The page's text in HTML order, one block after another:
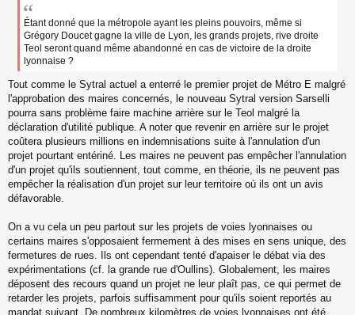
n
o
l
u
Étant donné que la métropole ayant les pleins pouvoirs, même si
Grégory Doucet gagne la ville de Lyon, les grands projets, rive droite
Teol seront quand même abandonné en cas de victoire de la droite
lyonnaise ?
Tout comme le Sytral actuel a enterré le premier projet de Métro E malgré
l'approbation des maires concernés, le nouveau Sytral version Sarselli
pourra sans problème faire machine arrière sur le Teol malgré la
déclaration d'utilité publique. A noter que revenir en arrière sur le projet
coûtera plusieurs millions en indemnisations suite à l'annulation d'un
projet pourtant entériné. Les maires ne peuvent pas empêcher l'annulation
d'un projet qu'ils soutiennent, tout comme, en théorie, ils ne peuvent pas
empêcher la réalisation d'un projet sur leur territoire où ils ont un avis
défavorable.
On a vu cela un peu partout sur les projets de voies lyonnaises ou
certains maires s'opposaient fermement à des mises en sens unique, des
fermetures de rues. Ils ont cependant tenté d'apaiser le débat via des
expérimentations (cf. la grande rue d'Oullins). Globalement, les maires
déposent des recours quand un projet ne leur plaît pas, ce qui permet de
retarder les projets, parfois suffisamment pour qu'ils soient reportés au
mandat suivant. De nombreux kilomètres de voies lyonnaises ont été